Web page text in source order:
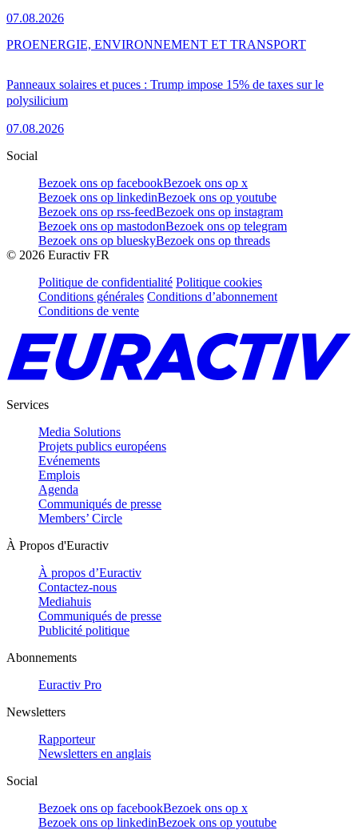
07.08.2026
Panneaux solaires et puces : Trump impose 15% de taxes sur le
polysilicium
07.08.2026
PROENERGIE, ENVIRONNEMENT ET TRANSPORT
Social
Bezoek ons op facebookBezoek ons op x
Bezoek ons op linkedinBezoek ons op youtube
Bezoek ons op rss-feedBezoek ons op instagram
Bezoek ons op mastodonBezoek ons op telegram
Bezoek ons op blueskyBezoek ons op threads
© 2026 Euractiv FR
Politique de confidentialité Politique cookies
Conditions générales Conditions d’abonnement
Conditions de vente
Services
Media Solutions
Projets publics européens
Evénements
Emplois
Agenda
Communiqués de presse
Members’ Circle
À Propos d'Euractiv
À propos d’Euractiv
Contactez-nous
Mediahuis
Communiqués de presse
Publicité politique
Abonnements
Euractiv Pro
Newsletters
Rapporteur
Newsletters en anglais
Social
Bezoek ons op facebookBezoek ons op x
Bezoek ons op linkedinBezoek ons op youtube